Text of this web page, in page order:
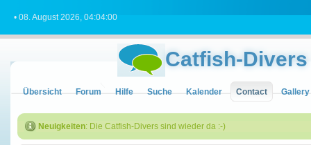
• 08. August 2026, 04:04:00
Catfish-Divers
Übersicht Forum Hilfe Suche Kalender Contact Gallery
Neuigkeiten: Die Catfish-Divers sind wieder da :-)